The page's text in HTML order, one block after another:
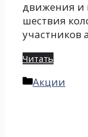
движения и
шествия
участников
Читать
Рубрики
Акции